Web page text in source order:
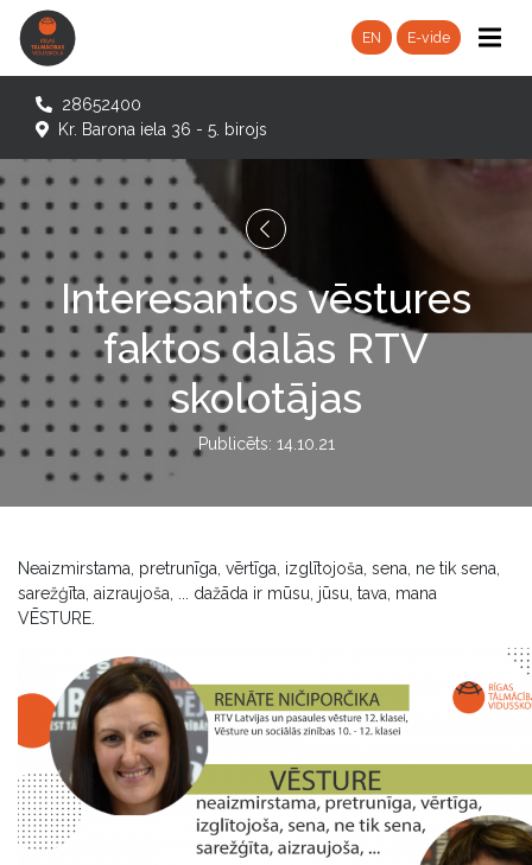
EN E-vide
28652400
Kr. Barona iela 36 - 5. birojs
Interesantos vēstures
faktos dalās RTV
skolotājas
Publicēts: 14.10.21
Neaizmirstama, pretrunīga, vērtīga, izglītojoša, sena, ne tik sena,
sarežģīta, aizraujoša, ... dažāda ir mūsu, jūsu, tava, mana
VĒSTURE.